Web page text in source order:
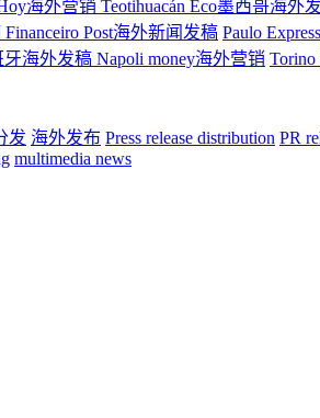
海外营销 Teotihuacán Eco墨西哥海外
Financeiro Post海外新闻发稿 Paulo
牙海外发稿 Napoli money海外营销
发 海外发布 Press release distribution PR
multimedia news